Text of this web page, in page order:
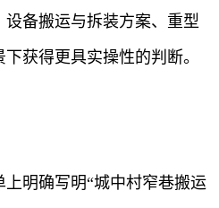
备搬运与拆装方案、重型
获得更具实操性的判断。
明确写明“城中村窄巷搬运